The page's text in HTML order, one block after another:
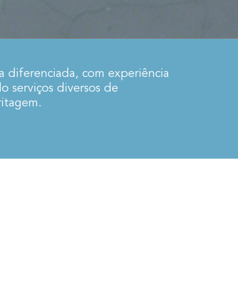
diferenciada, com experiência
serviços diversos de